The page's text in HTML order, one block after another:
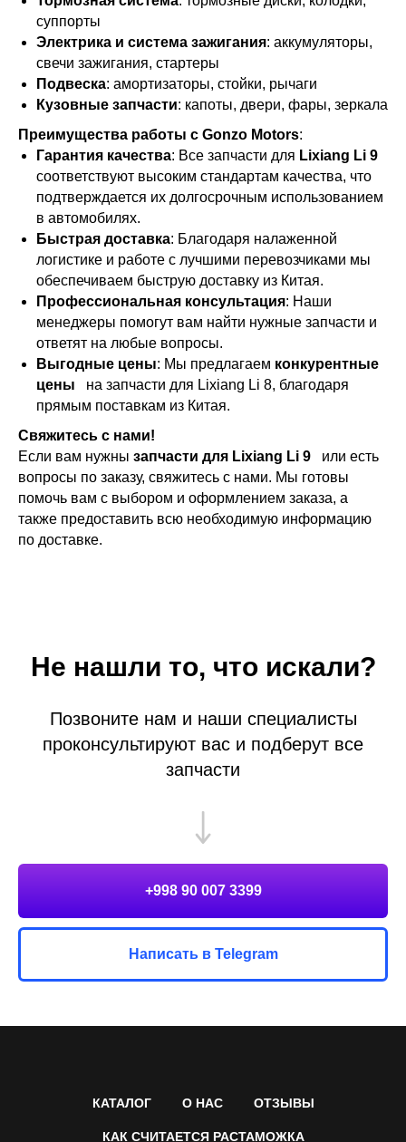
суппорты
Электрика и система зажигания: аккумуляторы,
свечи зажигания, стартеры
Подвеска: амортизаторы, стойки, рычаги
Кузовные запчасти: капоты, двери, фары, зеркала
Преимущества работы с Gonzo Motors:
Гарантия качества: Все запчасти для Lixiang Li 9
соответствуют высоким стандартам качества, что
подтверждается их долгосрочным использованием
в автомобилях.
Быстрая доставка: Благодаря налаженной
логистике и работе с лучшими перевозчиками мы
обеспечиваем быструю доставку из Китая.
Профессиональная консультация: Наши
менеджеры помогут вам найти нужные запчасти и
ответят на любые вопросы.
Выгодные цены: Мы предлагаем конкурентные
цены
на запчасти для Lixiang Li 8, благодаря
прямым поставкам из Китая.
Свяжитесь с нами!
Если вам нужны запчасти для Lixiang Li 9
или есть
вопросы по заказу, свяжитесь с нами. Мы готовы
помочь вам с выбором и оформлением заказа, а
также предоставить всю необходимую информацию
по доставке.
Не нашли то, что искали?
Позвоните нам и наши специалисты
проконсультируют вас и подберут все
запчасти
+998 90 007 3399
Написать в Telegram
КАТАЛОГ О НАС ОТЗЫВЫ
КАК СЧИТАЕТСЯ РАСТАМОЖКА